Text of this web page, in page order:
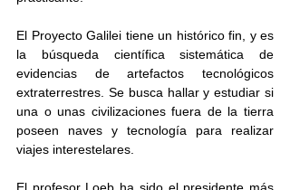
El Proyecto Galilei tiene un histórico fin, y es
la búsqueda científica sistemática de
evidencias de artefactos tecnológicos
extraterrestres. Se busca hallar y estudiar si
una o unas civilizaciones fuera de la tierra
poseen naves y tecnología para realizar
viajes interestelares.